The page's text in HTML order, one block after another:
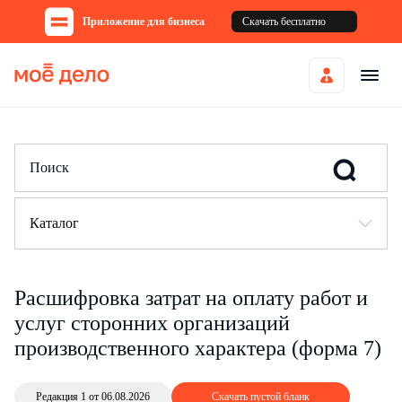
Приложение для бизнеса Скачать бесплатно
Каталог
Расшифровка затрат на оплату работ и
услуг сторонних организаций
производственного характера (форма 7)
Редакция 1 от 06.08.2026 Скачать пустой бланк